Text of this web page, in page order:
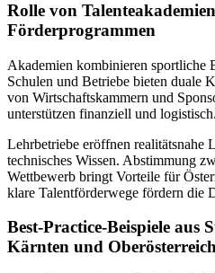
Rolle von
Förderprogrammen
Akademien kombinieren
Schulen und Betriebe bieten duale
von Wirtschaftskammern und
unterstützen finanziell und logistisch.
Lehrbetriebe eröffnen realitätsnahe
technisches Wissen. Abstimmung
Wettbewerb bringt Vorteile für
klare Talentförderwege fördern die
Best-Practice-Beispiele aus
Kärnten und